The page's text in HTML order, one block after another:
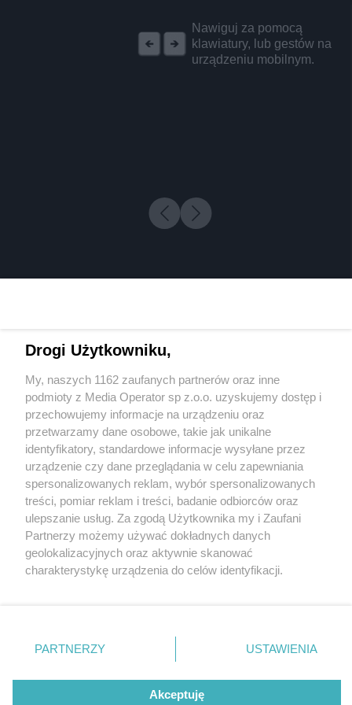
Nawiguj za pomocą
klawiatury, lub gestów na
urządzeniu mobilnym.
1 / 0
Wydawca mediów lokalnych
Nie zapomnij
zapoznać się z:
polityką prywatności regulamin korzystania z portali
Twojemiasto
Piekary Śląskie
Chorzów
Tarnowskie Góry
Gliwice
Skontakuj sięz nami
Kontakt
Wydawca
Redakcja
Drogi Użytkowniku,
My, naszych 1162 zaufanych partnerów oraz inne
podmioty z Media Operator sp z.o.o. uzyskujemy dostęp i
przechowujemy informacje na urządzeniu oraz
przetwarzamy dane osobowe, takie jak unikalne
identyfikatory, standardowe informacje wysyłane przez
urządzenie czy dane przeglądania w celu zapewniania
spersonalizowanych reklam, wybór spersonalizowanych
treści, pomiar reklam i treści, badanie odbiorców oraz
ulepszanie usług. Za zgodą Użytkownika my i Zaufani
Partnerzy możemy używać dokładnych danych
geolokalizacyjnych oraz aktywnie skanować
charakterystykę urządzenia do celów identyfikacji.
zmienić/wycofać klikając przycisk ustawień prywatności
znajdujący się w lewym dolnym rogu strony
rodzaje przetwarzania danych nie wymagają zgody
użytkownika, ale masz prawo sprzeciwić się takiemu
PARTNERZY USTAWIENIA
Akceptuję